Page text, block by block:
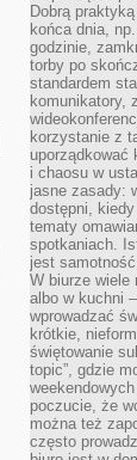
Dobrą
końca dnia,
godzinie,
torby po
standardem
komunikatory,
korzystanie z
uporządkować
i chaosu w
jasne zasady:
dostępni,
tematy
spotkaniach.
jest
W biurze wiele
albo w kuchni
wprowadzać
krótkie,
świętowanie
topic”, gdzie
poczucie, że
można też
często